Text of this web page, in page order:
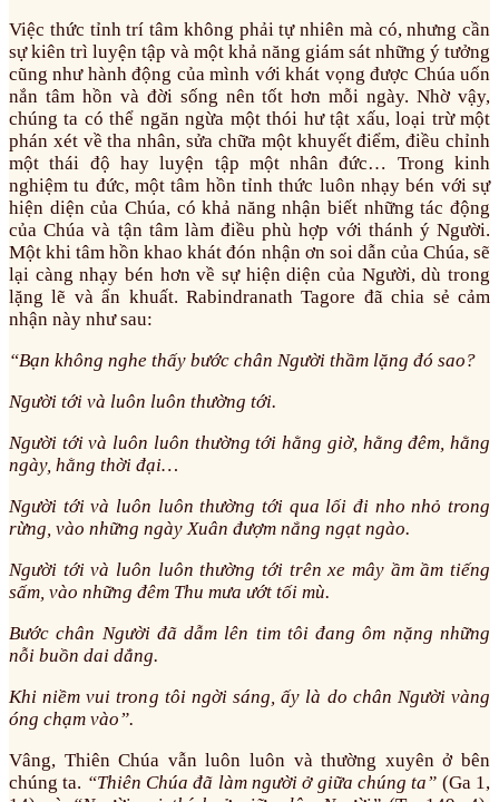
Việc thức tỉnh trí tâm không phải tự nhiên mà có, nhưng cần
sự kiên trì luyện tập và một khả năng giám sát những ý tưởng
cũng như hành động của mình với khát vọng được Chúa uốn
nắn tâm hồn và đời sống nên tốt hơn mỗi ngày. Nhờ vậy,
chúng ta có thể ngăn ngừa một thói hư tật xấu, loại trừ một
phán xét về tha nhân, sửa chữa một khuyết điểm, điều chỉnh
một thái độ hay luyện tập một nhân đức… Trong kinh
nghiệm tu đức, một tâm hồn tỉnh thức luôn nhạy bén với sự
hiện diện của Chúa, có khả năng nhận biết những tác động
của Chúa và tận tâm làm điều phù hợp với thánh ý Người.
Một khi tâm hồn khao khát đón nhận ơn soi dẫn của Chúa, sẽ
lại càng nhạy bén hơn về sự hiện diện của Người, dù trong
lặng lẽ và ẩn khuất. Rabindranath Tagore đã chia sẻ cảm
nhận này như sau:
“Bạn không nghe thấy bước chân Người thầm lặng đó sao?
Người tới và luôn luôn thường tới.
Người tới và luôn luôn thường tới hằng giờ, hằng đêm, hằng
ngày, hằng thời đại…
Người tới và luôn luôn thường tới qua lối đi nho nhỏ trong
rừng, vào những ngày Xuân đượm nắng ngạt ngào.
Người tới và luôn luôn thường tới trên xe mây ầm ầm tiếng
sấm, vào những đêm Thu mưa ướt tối mù.
Bước chân Người đã dẫm lên tim tôi đang ôm nặng những
nỗi buồn dai dẳng.
Khi niềm vui trong tôi ngời sáng, ấy là do chân Người vàng
óng chạm vào”.
Vâng, Thiên Chúa vẫn luôn luôn và thường xuyên ở bên
chúng ta. “Thiên Chúa đã làm người ở giữa chúng ta” (Ga 1,